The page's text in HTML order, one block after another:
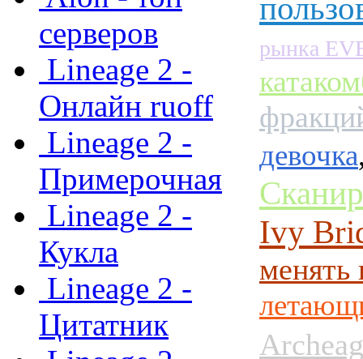
серверов
Lineage 2 -
Онлайн ruoff
Lineage 2 -
Примерочная
Lineage 2 -
Кукла
Lineage 2 -
Цитатник
рынка
девочка
Ivy
менять